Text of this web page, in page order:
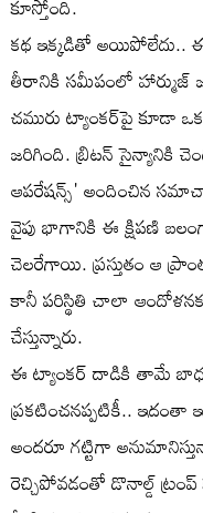
కథ ఇక్కడితో అయిపోలేదు..
తీరానికి సమీపంలో హార్ముజ్
చమురు ట్యాంకర్‌పై కూడా
జరిగింది. బ్రిటన్ సైన్యానికి
ఆపరేషన్స్' అందించిన
వైపు భాగానికి ఈ క్షిపణి
చెలరేగాయి. ప్రస్తుతం ఆ
కానీ పరిస్థితి చాలా
చేస్తున్నారు.
ఈ ట్యాంకర్ దాడికి తామే
ప్రకటించనప్పటికీ..
అందరూ గట్టిగా
రెచ్చిపోవడంతో డొనాల్డ్